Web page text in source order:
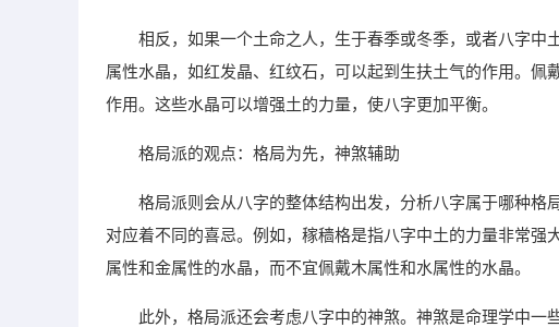
相反，如果一个土命之人，生于春季或冬季，或者八字
属性水晶，如红发晶、红纹石，可以起到生扶土气的作用。
作用。这些水晶可以增强土的力量，使八字更加平衡。
格局派的观点：格局为先，神煞辅助
格局派则会从八字的整体结构出发，分析八字属于哪种格
对应着不同的喜忌。例如，稼穑格是指八字中土的力量非常
属性和金属性的水晶，而不宜佩戴木属性和水属性的水晶。
此外，格局派还会考虑八字中的神煞。神煞是命理学中